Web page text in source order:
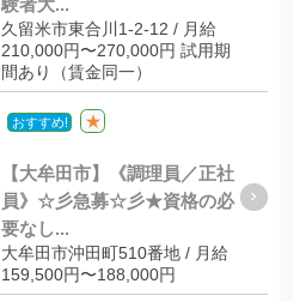
久留米市東合川1-2-12 / 月給
210,000円〜270,000円 試用期
間あり（賃金同一）
おすすめ! ★
【大牟田市】《調理員／正社
員》☆彡急募☆彡★資格の必
要なし...
大牟田市沖田町510番地 / 月給
159,500円〜188,000円